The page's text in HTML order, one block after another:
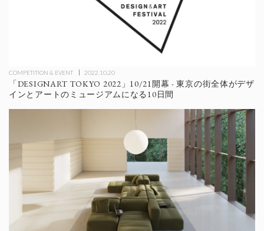
COMPETITION & EVENT 2022.10.20
「DESIGNART TOKYO 2022」10/21開幕 - 東京の街全体がデザ
インとアートのミュージアムになる10日間